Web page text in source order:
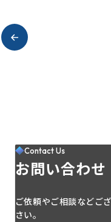
Contact Us
お問い合わせ
ご依頼やご相談などご
さい。